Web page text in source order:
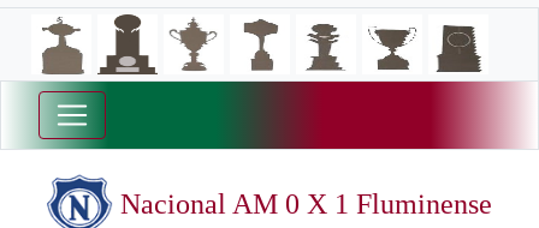
Nacional AM 0 X 1 Fluminense